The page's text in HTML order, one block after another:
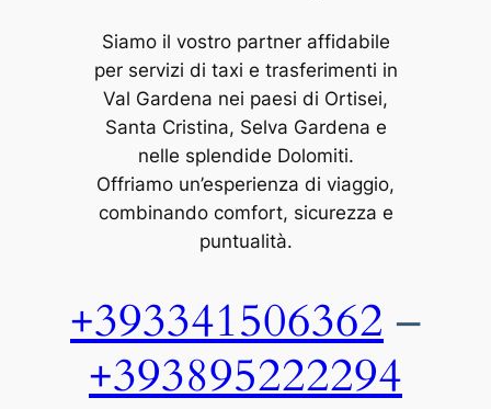
Siamo il vostro partner affidabile
per servizi di taxi e trasferimenti in
Val Gardena nei paesi di Ortisei,
Santa Cristina, Selva Gardena e
nelle splendide Dolomiti.
Offriamo un’esperienza di viaggio,
combinando comfort, sicurezza e
puntualità.
+393341506362 –
+393895222294